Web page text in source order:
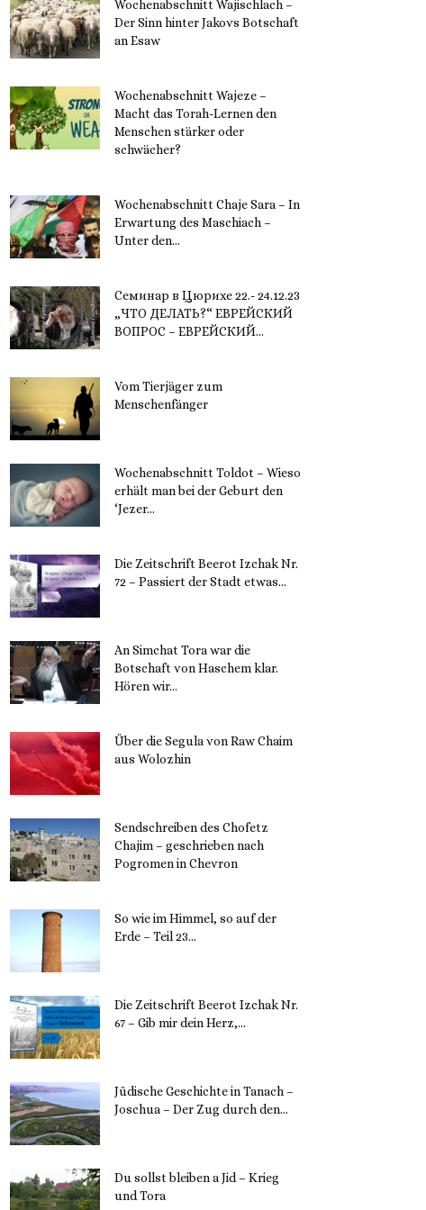
Wochenabschnitt Wajischlach –
Der Sinn hinter Jakovs Botschaft
an Esaw
Wochenabschnitt Wajeze –
Macht das Torah-Lernen den
Menschen stärker oder
schwächer?
Wochenabschnitt Chaje Sara – In
Erwartung des Maschiach –
Unter den...
Семинар в Цюрихе 22.- 24.12.23
„ЧТО ДЕЛАТЬ?“ ЕВРЕЙСКИЙ
ВОПРОС – ЕВРЕЙСКИЙ...
Vom Tierjäger zum
Menschenfänger
Wochenabschnitt Toldot – Wieso
erhält man bei der Geburt den
‘Jezer...
Die Zeitschrift Beerot Izchak Nr.
72 – Passiert der Stadt etwas...
An Simchat Tora war die
Botschaft von Haschem klar.
Hören wir...
Über die Segula von Raw Chaim
aus Wolozhin
Sendschreiben des Chofetz
Chajim – geschrieben nach
Pogromen in Chevron
So wie im Himmel, so auf der
Erde – Teil 23...
Die Zeitschrift Beerot Izchak Nr.
67 – Gib mir dein Herz,...
Jüdische Geschichte in Tanach –
Joschua – Der Zug durch den...
Du sollst bleiben a Jid – Krieg
und Tora